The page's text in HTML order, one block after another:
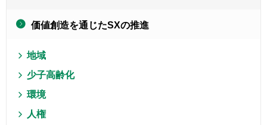
価値創造を通じたSXの推進
地域
少子高齢化
環境
人権